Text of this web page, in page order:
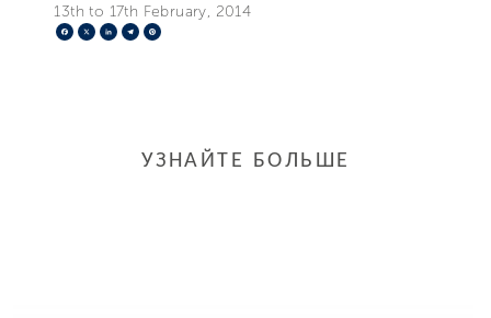
13th to 17th February, 2014
Facebook
X LinkedIn
Telegram
УЗНАЙТЕ БОЛЬШЕ